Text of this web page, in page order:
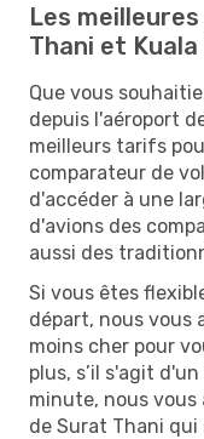
Les
Thani et
Que vous
depuis l'aéroport
meilleurs tarifs
comparateur de
d'accéder à une
d'avions des
aussi des
Si vous êtes
départ, nous vous
moins cher pour
plus, s’il s'agit
minute, nous vous
de Surat Thani qui